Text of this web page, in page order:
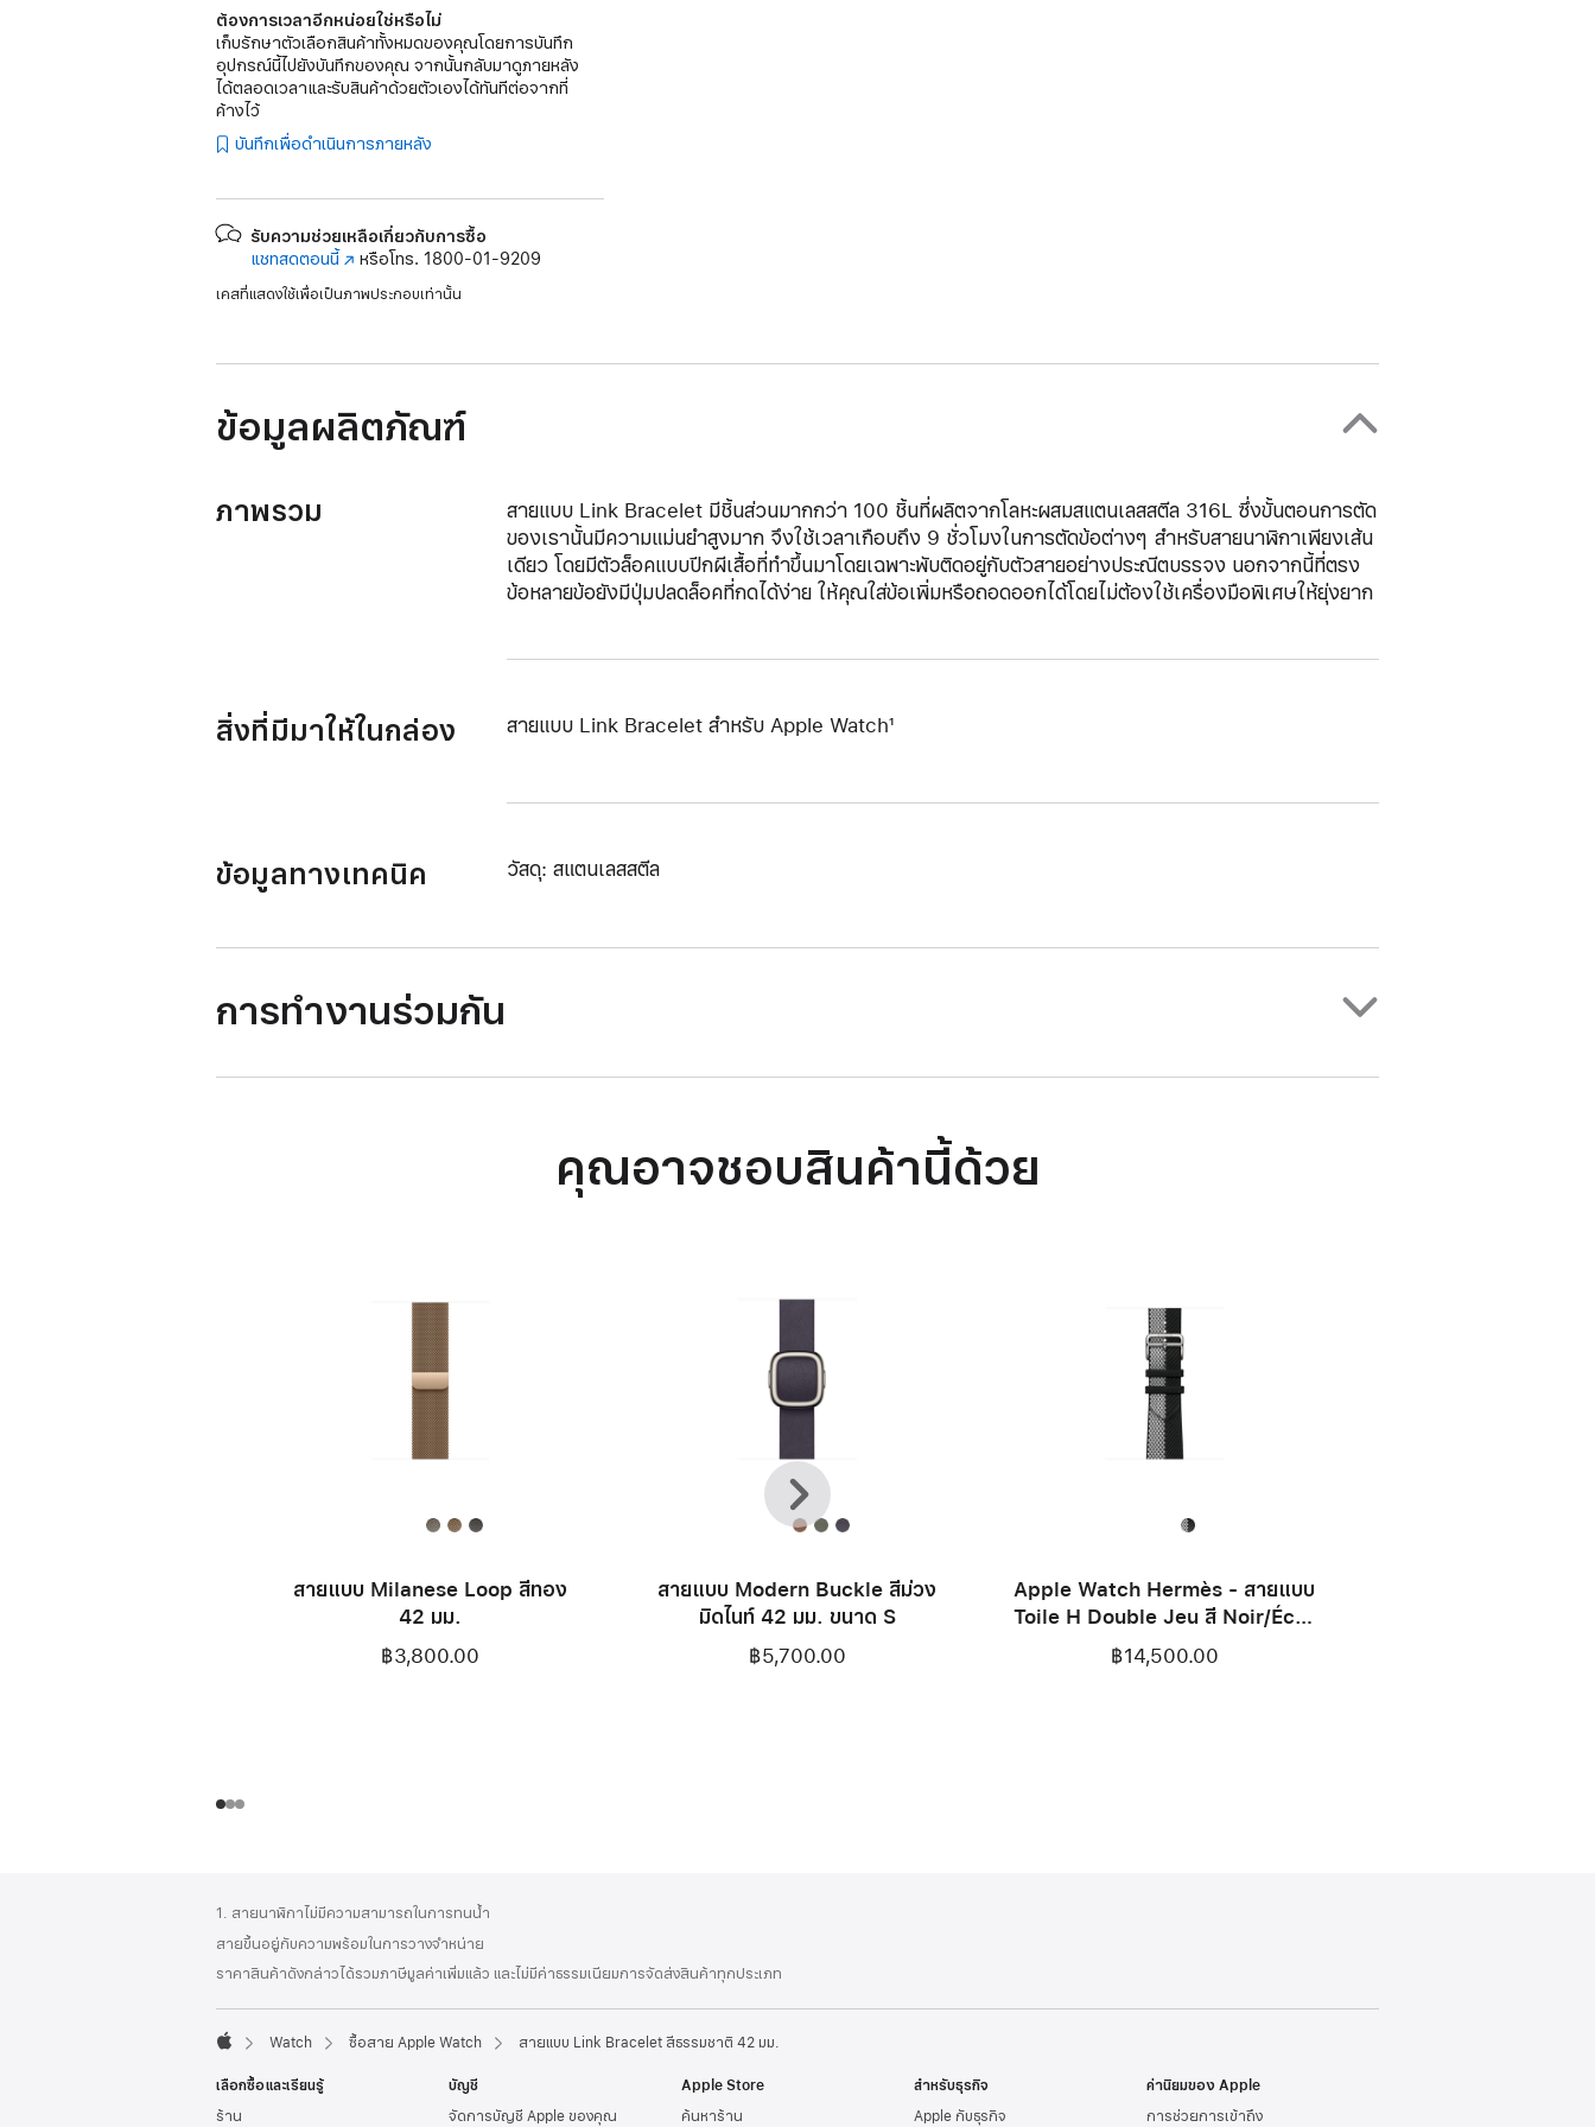
ต้องการเวลาอีกหน่อยใช่หรือไม่
เก็บรักษาตัวเลือกสินค้าทั้งหมดของคุณโดยการบันทึก
อุปกรณ์นี้ไปยังบันทึกของคุณ จากนั้นกลับมาดูภายหลัง
ได้ตลอดเวลาและรับสินค้าด้วยตัวเองได้ทันทีต่อจากที่
ค้างไว้
บันทึกเพื่อดำเนินการภายหลัง
รับความช่วยเหลือเกี่ยวกับการซื้อ
แชทสดตอนนี้(เปิด
หน้าต่าง
หรือโทร. 1800-01-9209
เคสที่แสดงใช้เพื่อเป็นภาพประกอบเท่านั้น
ข้อมูลผลิตภัณฑ์
ภาพรวม
สายแบบ Link Bracelet มีชิ้นส่วนมากกว่า 100 ชิ้นที่ผลิตจากโลหะผสมสแตนเลสสตีล 316L ซึ่งขั้นตอนการตัด
ของเรานั้นมีความแม่นยำสูงมาก จึงใช้เวลาเกือบถึง 9 ชั่วโมงในการตัดข้อต่างๆ สำหรับสายนาฬิกาเพียงเส้น
เดียว โดยมีตัวล็อคแบบปีกผีเสื้อที่ทำขึ้นมาโดยเฉพาะพับติดอยู่กับตัวสายอย่างประณีตบรรจง นอกจากนี้ที่ตรง
ข้อหลายข้อยังมีปุ่มปลดล็อคที่กดได้ง่าย ให้คุณใส่ข้อเพิ่มหรือถอดออกได้โดยไม่ต้องใช้เครื่องมือพิเศษให้ยุ่งยาก
สิ่งที่มีมาให้ในกล่อง สายแบบ Link Bracelet สำหรับ Apple Watch¹
ข้อมูลทางเทคนิค วัสดุ: สแตนเลสสตีล
การทำงานร่วมกัน
คุณอาจชอบสินค้านี้ด้วย
สายแบบ Milanese Loop สีทอง
42 มม.
฿3,800.00
สายแบบ Modern Buckle สีม่วง
มิดไนท์ 42 มม. ขนาด S
฿5,700.00
Apple Watch Hermès - สายแบบ
Toile H Double Jeu สี Noir/Écru
42 มม.
฿14,500.00
ก่อน
หน้า
ถัด
ไป
ท้าย
กระดาษ
1. สายนาฬิกาไม่มีความสามารถในการทนน้ำ
สายขึ้นอยู่กับความพร้อมในการวางจำหน่าย
ราคาสินค้าดังกล่าวได้รวมภาษีมูลค่าเพิ่มแล้ว และไม่มีค่าธรรมเนียมการจัดส่งสินค้าทุกประเภท
Watch ซื้อสาย Apple Watch
สายแบบ Link Bracelet สีธรรมชาติ 42 มม.
เลือกซื้อและเรียนรู้
ร้าน
บัญชี
จัดการบัญชี Apple ของคุณ
Apple Store
ค้นหาร้าน
สำหรับธุรกิจ
Apple กับธุรกิจ
ค่านิยมของ Apple
การช่วยการเข้าถึง